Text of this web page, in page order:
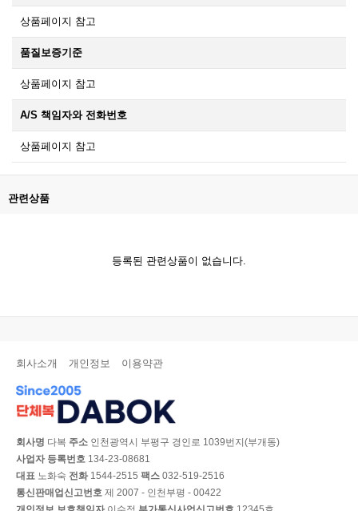
상품페이지 참고
품질보증기준
상품페이지 참고
A/S 책임자와 전화번호
상품페이지 참고
관련상품
등록된 관련상품이 없습니다.
회사소개 개인정보 이용약관
회사명 다복 주소 인천광역시 부평구 경인로 1039번지(부개동)
사업자 등록번호 134-23-08681
대표 노화숙 전화 1544-2515 팩스 032-519-2516
통신판매업신고번호 제 2007 - 인천부평 - 00422